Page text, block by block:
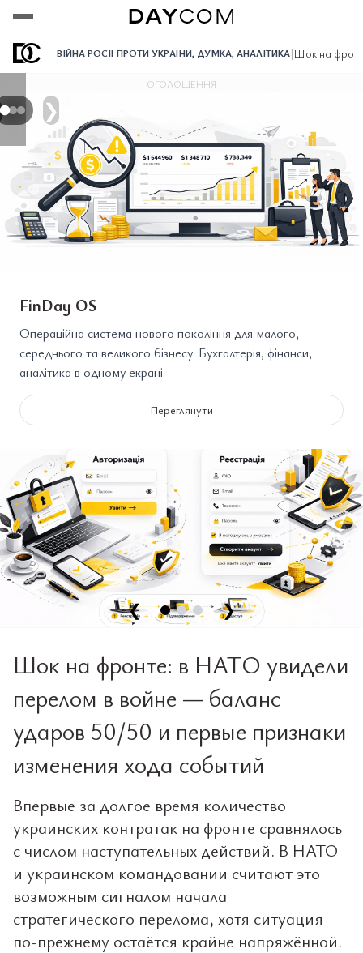
ВІЙНА РОСІЇ ПРОТИ УКРАЇНИ, ДУМКА, АНАЛІТИКА|Шок на
Переглянути
Переглянути
Переглянути
❯
ОГОЛОШЕННЯ
FinDay OS
Операційна система нового покоління для малого,
середнього та великого бізнесу. Бухгалтерія, фінанси,
аналітика в одному екрані.
Переглянути
❮ ❯
Шок на фронте: в НАТО увидели
перелом в войне — баланс
ударов 50/50 и первые признаки
изменения хода событий
Впервые за долгое время количество
украинских контратак на фронте сравнялось
с числом наступательных действий. В НАТО
и украинском командовании считают это
возможным сигналом начала
стратегического перелома, хотя ситуация
по-прежнему остаётся крайне напряжённой.